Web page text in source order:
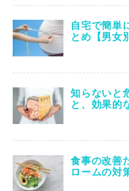
自宅で簡単
とめ【男女
知らないと
と、効果的
食事の改善
ロームの対